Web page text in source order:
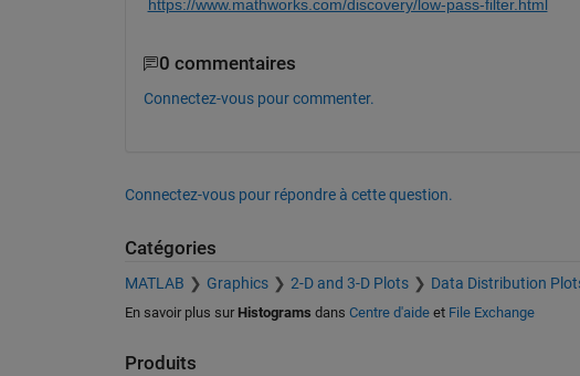
https://www.mathworks.com/discovery/low-pass-filter.html
0 commentaires
Connectez-vous pour commenter.
Connectez-vous pour répondre à cette question.
Catégories
MATLAB Graphics 2-D and 3-D Plots Data Distribution
En savoir plus sur Histograms dans Centre d'aideet File Exchange
Produits